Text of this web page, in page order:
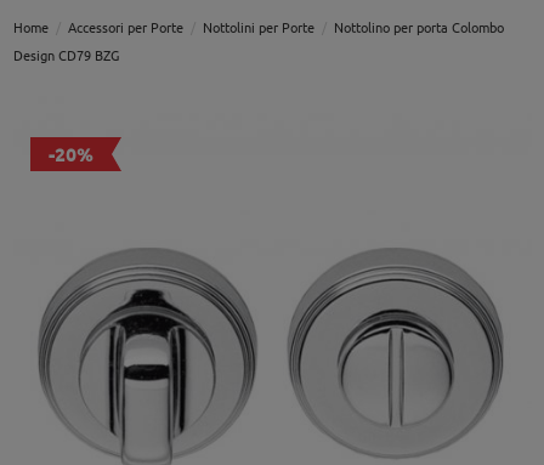
Home Accessori per Porte Nottolini per Porte
Nottolino per porta Colombo
Design CD79 BZG
-20%